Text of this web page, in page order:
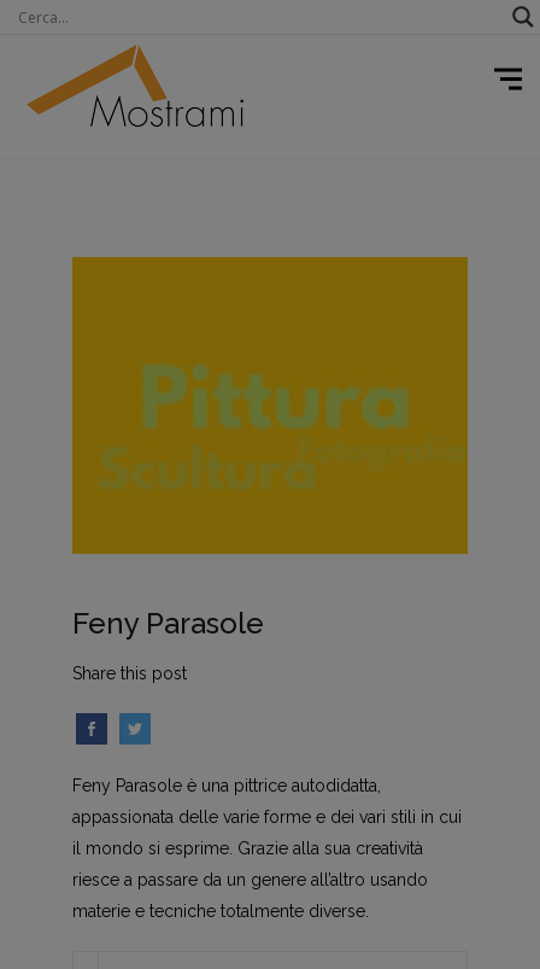
Feny Parasole
Share this post
Feny Parasole è una pittrice autodidatta,
appassionata delle varie forme e dei vari stili in cui
il mondo si esprime. Grazie alla sua creatività
riesce a passare da un genere all’altro usando
materie e tecniche totalmente diverse.